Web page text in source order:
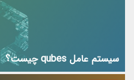
سیستم عامل qubes چیست؟